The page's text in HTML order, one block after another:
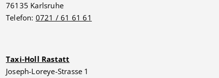
76135 Karlsruhe
Telefon: 0721 / 61 61 61
Taxi-Holl Rastatt
Joseph-Loreye-Strasse 1